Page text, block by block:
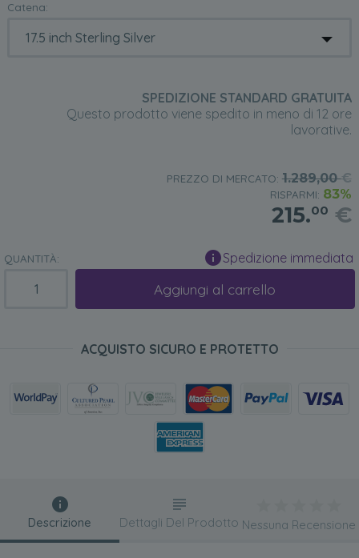
Catena:
SPEDIZIONE STANDARD GRATUITA
Questo prodotto viene spedito in meno di 12 ore
lavorative.
PREZZO DI MERCATO: 1.289,00€
RISPARMI: 83%
215.00 €
QUANTITÀ: Spedizione immediata
Aggiungi al carrello
ACQUISTO SICURO E PROTETTO
Descrizione Dettagli Del Prodotto Nessuna Recensione